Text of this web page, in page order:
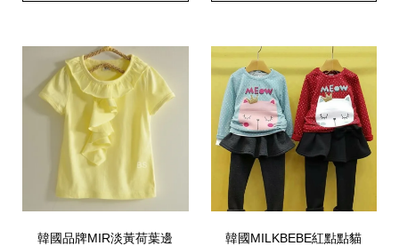
韓國品牌MIR淡黃荷葉邊
韓國MILKBEBE紅點點貓